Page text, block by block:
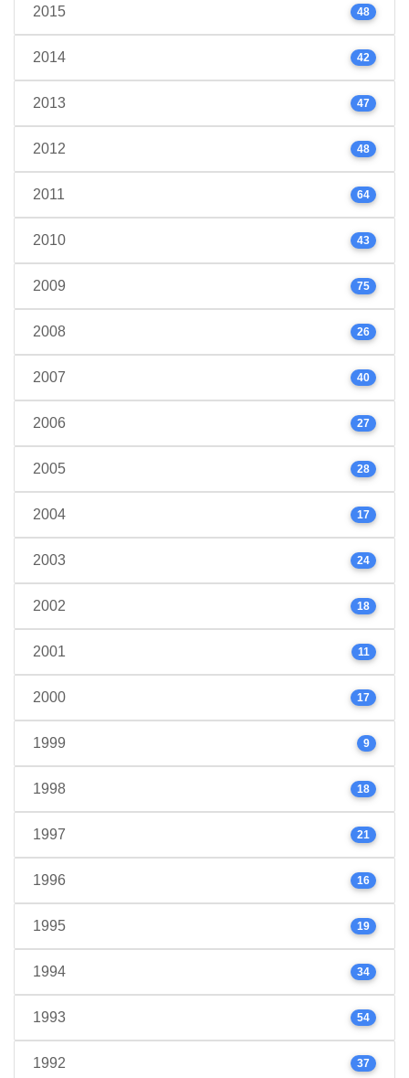
2015 48
2014 42
2013 47
2012 48
2011 64
2010 43
2009 75
2008 26
2007 40
2006 27
2005 28
2004 17
2003 24
2002 18
2001 11
2000 17
1999 9
1998 18
1997 21
1996 16
1995 19
1994 34
1993 54
1992 37